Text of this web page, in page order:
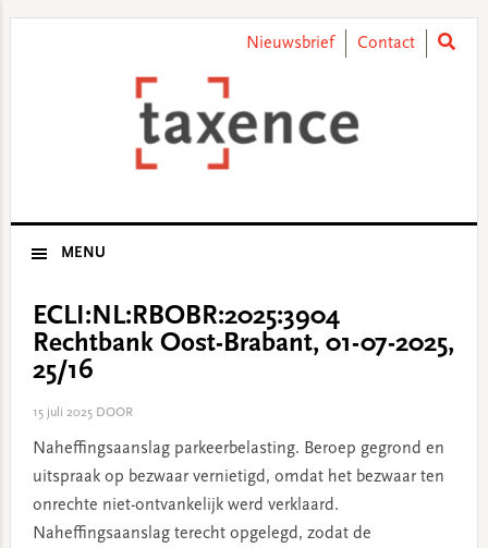
Nieuwsbrief Contact
MENU
ECLI:NL:RBOBR:2025:3904
Rechtbank Oost-Brabant, 01-07-2025,
25/16
15 juli 2025DOOR
Naheffingsaanslag parkeerbelasting. Beroep gegrond en
uitspraak op bezwaar vernietigd, omdat het bezwaar ten
onrechte niet-ontvankelijk werd verklaard.
Naheffingsaanslag terecht opgelegd, zodat de